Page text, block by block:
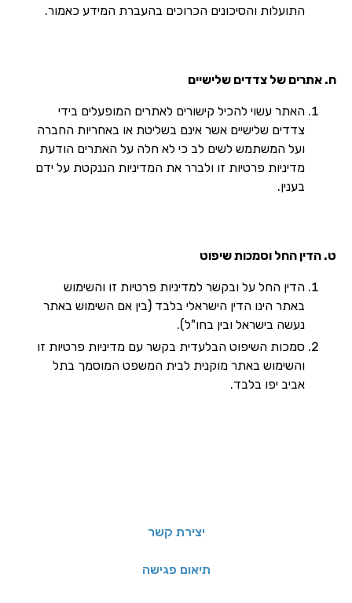
התועלות והסיכונים הכרוכים בהעברת המידע כאמור.
ח. אתרים של צדדים שלישיים
האתר עשוי להכיל קישורים לאתרים המופעלים בידי
צדדים שלישיים אשר אינם בשליטת או באחריות החברה
ועל המשתמש לשים לב כי לא חלה על האתרים הודעת
מדיניות פרטיות זו ולברר את המדיניות הננקטת על ידם
בענין.
ט. הדין החל וסמכות שיפוט
הדין החל על ובקשר למדיניות פרטיות זו והשימוש
באתר הינו הדין הישראלי בלבד (בין אם השימוש באתר
נעשה בישראל ובין בחו"ל).
סמכות השיפוט הבלעדית בקשר עם מדיניות פרטיות זו
והשימוש באתר מוקנית לבית המשפט המוסמך בתל
אביב יפו בלבד.
יצירת קשר
תיאום פגישה